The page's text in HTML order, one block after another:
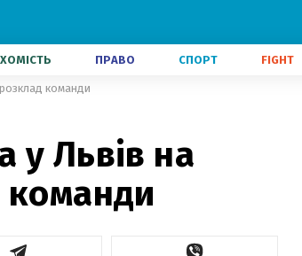
ПРАВО СПОРТ FIGHT
розклад команди
у Львів на
команди